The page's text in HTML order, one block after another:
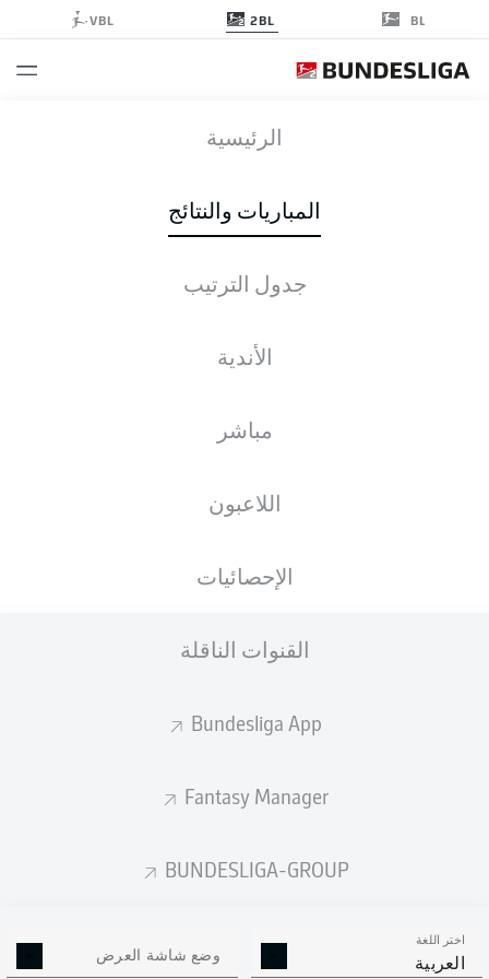
BL
2BL
VBL
الرئيسية
المباريات والنتائج
جدول الترتيب
الأندية
مباشر
اللاعبون
الإحصائيات
القنوات الناقلة
Bundesliga App
Fantasy Manager
BUNDESLIGA-GROUP
اختر اللغة
العربية وضع شاشة العرض
الأخبار التشكيلات الإحصائيات
0